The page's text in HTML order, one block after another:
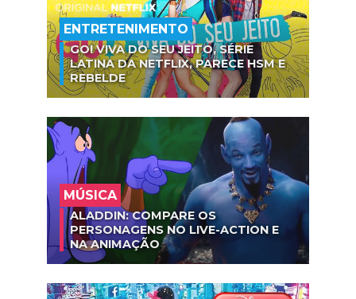
ENTRETENIMENTO
GO! VIVA DO SEU JEITO, SÉRIE
LATINA DA NETFLIX, PARECE HSM E
REBELDE
MÚSICA
ALADDIN: COMPARE OS
PERSONAGENS NO LIVE-ACTION E
NA ANIMAÇÃO